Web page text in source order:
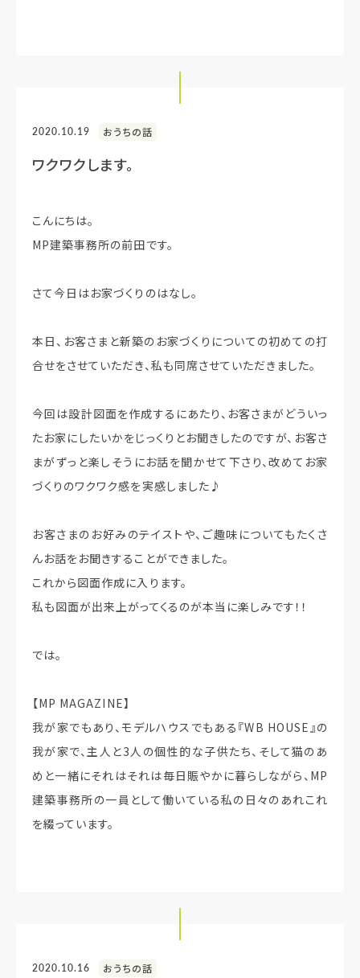
2020.10.19 おうちの話
ワクワクします。
こんにちは。
MP建築事務所の前田です。
さて今日はお家づくりのはなし。
本日、お客さまと新築のお家づくりについての初めての打
合せをさせていただき、私も同席させていただきました。
今回は設計図面を作成するにあたり、お客さまがどういっ
たお家にしたいかをじっくりとお聞きしたのですが、お客さ
まがずっと楽しそうにお話を聞かせて下さり、改めてお家
づくりのワクワク感を実感しました♪
お客さまのお好みのテイストや、ご趣味についてもたくさ
んお話をお聞きすることができました。
これから図面作成に入ります。
私も図面が出来上がってくるのが本当に楽しみです！！
では。
【MP MAGAZINE】
我が家でもあり、モデルハウスでもある『WB HOUSE』の
我が家で、主人と3人の個性的な子供たち、そして猫のあ
めと一緒にそれはそれは毎日賑やかに暮らしながら、MP
建築事務所の一員として働いている私の日々のあれこれ
を綴っています。
2020.10.16 おうちの話